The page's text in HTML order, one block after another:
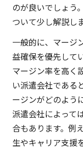
のが良いでしょう
ついて少し解説しま
一般的に、マージ
益確保を優先して
マージン率を高く
い派遣会社である
ージンがどのよう
派遣会社によって
合もあります。例
生やキャリア支援